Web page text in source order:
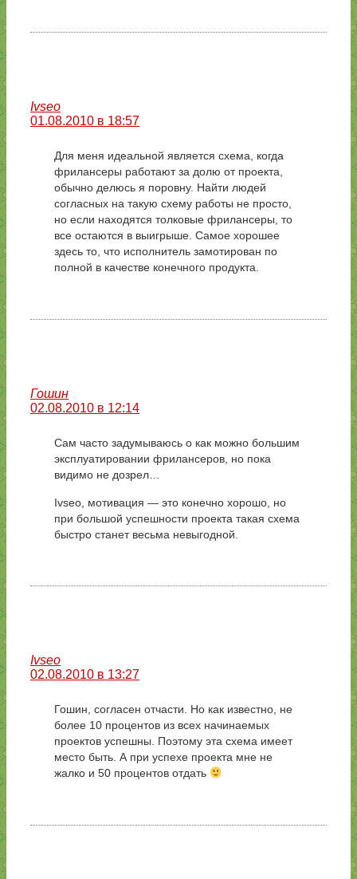
Ivseo
01.08.2010 в 18:57
Для меня идеальной является схема, когда
фрилансеры работают за долю от проекта,
обычно делюсь я поровну. Найти людей
согласных на такую схему работы не просто,
но если находятся толковые фрилансеры, то
все остаются в выигрыше. Самое хорошее
здесь то, что исполнитель замотирован по
полной в качестве конечного продукта.
Гошин
02.08.2010 в 12:14
Сам часто задумываюсь о как можно большим
эксплуатировании фрилансеров, но пока
видимо не дозрел…
Ivseo, мотивация — это конечно хорошо, но
при большой успешности проекта такая схема
быстро станет весьма невыгодной.
Ivseo
02.08.2010 в 13:27
Гошин, согласен отчасти. Но как известно, не
более 10 процентов из всех начинаемых
проектов успешны. Поэтому эта схема имеет
место быть. А при успехе проекта мне не
жалко и 50 процентов отдать